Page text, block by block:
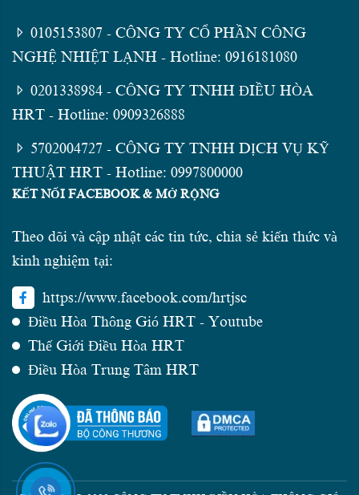
0105153807 - CÔNG TY CỔ PHẦN CÔNG
NGHỆ NHIỆT LẠNH - Hotline: 0916181080
0201338984 - CÔNG TY TNHH ĐIỀU HÒA
HRT - Hotline: 0909326888
5702004727 - CÔNG TY TNHH DỊCH VỤ KỸ
THUẬT HRT - Hotline: 0997800000
KẾT NỐI FACEBOOK & MỞ RỘNG
Theo dõi và cập nhật các tin tức, chia sẻ kiến thức và
kinh nghiệm tại:
https://www.facebook.com/hrtjsc
Điều Hòa Thông Gió HRT - Youtube
Thế Giới Điều Hòa HRT
Điều Hòa Trung Tâm HRT